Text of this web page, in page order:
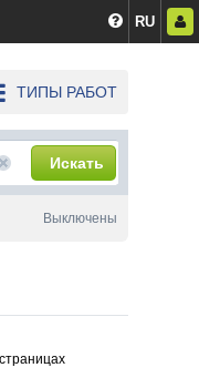
RU
ТИПЫ РАБОТ
Искать
Выключены